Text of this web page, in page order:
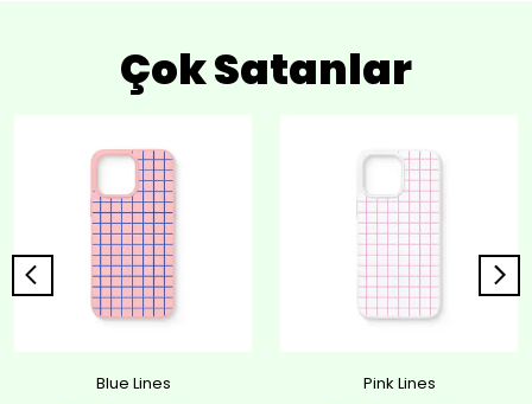
Çok Satanlar
Blue Lines Pink Lines